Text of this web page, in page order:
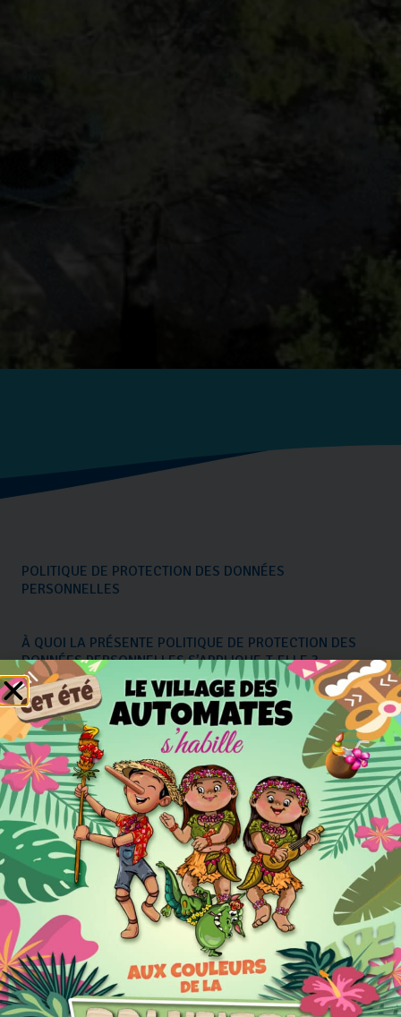
POLITIQUE DE PROTECTION DES DONNÉES
PERSONNELLES
À QUOI LA PRÉSENTE POLITIQUE DE PROTECTION DES
DONNÉES PERSONNELLES S’APPLIQUE-T-ELLE ?
La présente politique de protection des données
personnelles s’applique à ce site internet, ainsi qu’à
toute autre initiative en ligne appartenant à la société
Village des automates et procédant à la collecte de
données personnelles (les « Supports »). Par conséquent,
la présente Politique ne s’applique pas aux sites internet
de tiers, y compris à ceux éventuellement mentionnés
sur nos Supports par l’intermédiaire d’un lien internet.
Veuillez noter que si la législation de votre pays l’exige,
la présente politique de protection des données
personnelles peut être complétée par des dispositions
locales que nous vous invitons vivement à consulter sur
nos Supports.
QUELLES DONNÉES COLLECTONS-NOUS AUPRÈS DE
VOUS ?